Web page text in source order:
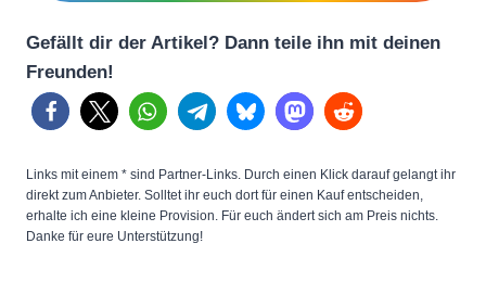
Gefällt dir der Artikel? Dann teile ihn mit deinen
Freunden!
Links mit einem * sind Partner-Links. Durch einen Klick darauf gelangt ihr
direkt zum Anbieter. Solltet ihr euch dort für einen Kauf entscheiden,
erhalte ich eine kleine Provision. Für euch ändert sich am Preis nichts.
Danke für eure Unterstützung!